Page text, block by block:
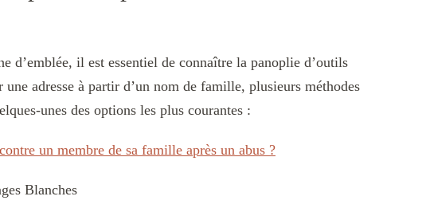
d’emblée, il est essentiel de connaître la panoplie d’outils
adresse à partir d’un nom de famille, plusieurs méthodes
unes des options les plus courantes :
un membre de sa famille après un abus ?
Blanches